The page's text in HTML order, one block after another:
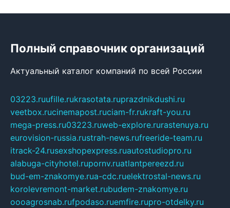
Полный справочник организаций
Актуальный каталог компаний по всей России
03223.ruufille.rukrasotata.ruprazdnikdushi.ru
veetbox.rucinemapost.ruciam-fr.rukraft-you.ru
mega-press.ru03223.ruweb-explore.rurastenuya.ru
eurovision-russia.rustrah-news.rufreeride-team.ru
itrack-24.rusexshopexpress.ruautostudiopro.ru
alabuga-cityhotel.rupornv.ruatlantpereezd.ru
bud-em-znakomye.rua-cdc.ruelektrostal-news.ru
korolevremont-market.rubudem-znakomye.ru
oooagrosnab.rufpodaso.ruemfire.rupro-otdelky.ru